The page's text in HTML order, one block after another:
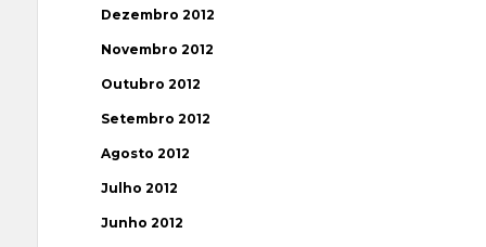
Dezembro 2012
Novembro 2012
Outubro 2012
Setembro 2012
Agosto 2012
Julho 2012
Junho 2012